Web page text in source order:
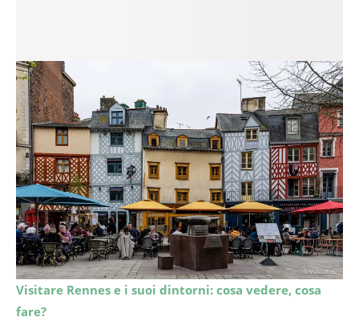
Visitare Rennes e i suoi dintorni: cosa vedere, cosa
fare?